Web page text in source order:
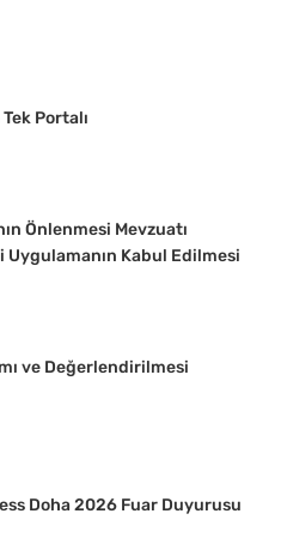
Portalı
Önlenmesi Mevzuatı
Uygulamanın Kabul Edilmesi
ve Değerlendirilmesi
Doha 2026 Fuar Duyurusu